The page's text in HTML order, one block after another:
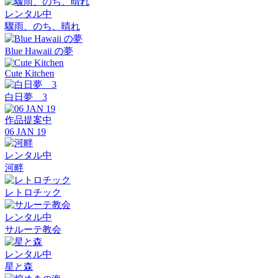
レンタル中
驟雨、のち、晴れ
Blue Hawaii の夢
Cute Kitchen
白日夢 3
作品提案中
06 JAN 19
レンタル中
河畔
レトロチック
レンタル中
サルーテ教会
レンタル中
星と森